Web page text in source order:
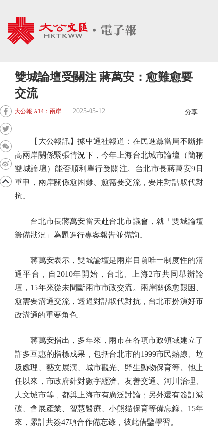
雙城論壇受關注 蔣萬安：愈難愈要
交流
大公報 A14：兩岸 2025-05-12 分享
【大公報訊】據中通社報道：在民進黨當局不斷推
高兩岸關係緊張情況下，今年上海台北城市論壇（簡稱
雙城論壇）能否順利舉行受關注。台北市長蔣萬安9日
重申，兩岸關係愈困難、愈需要交流，要用對話取代對
抗。
台北市長蔣萬安當天赴台北市議會，就「雙城論壇
籌備狀況」為題進行專案報告並備詢。
蔣萬安表示，雙城論壇是兩岸目前唯一制度性的溝
通平台，自2010年開始，台北、上海2市共同舉辦論
壇，15年來從未間斷兩市市政交流。兩岸關係愈艱困、
愈需要溝通交流，透過對話取代對抗，台北市扮演好市
政溝通的重要角色。
蔣萬安指出，多年來，兩市在各項市政領域建立了
許多互惠的指標成果，包括台北市的1999市民熱線、垃
圾處理、藝文展演、城市觀光、野生動物保育等。他上
任以來，市政府針對數字經濟、友善交通、河川治理、
人文城市等，都與上海市有廣泛討論；另外還有簽訂減
碳、會展產業、智慧醫療、小熊貓保育等備忘錄。15年
來，累計共簽47項合作備忘錄，彼此借鑒學習。